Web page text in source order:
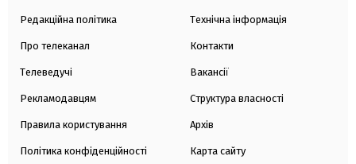
Редакційна політика
Про телеканал
Телеведучі
Рекламодавцям
Правила користування
Політика конфіденційності
Технічна інформація
Контакти
Вакансії
Структура власності
Архів
Карта сайту